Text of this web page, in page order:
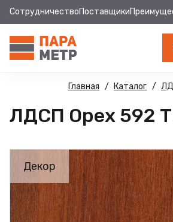
СотрудничествоПоставщики
Главная Каталог
ЛДСП Орех 592
Декор